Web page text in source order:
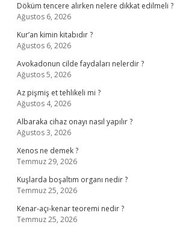
Döküm tencere alırken nelere dikkat edilmeli ?
Ağustos 6, 2026
Kur’an kimin kitabıdır ?
Ağustos 6, 2026
Avokadonun cilde faydaları nelerdir ?
Ağustos 5, 2026
Az pişmiş et tehlikeli mi ?
Ağustos 4, 2026
Albaraka cihaz onayı nasıl yapılır ?
Ağustos 3, 2026
Xenos ne demek ?
Temmuz 29, 2026
Kuşlarda boşaltım organı nedir ?
Temmuz 25, 2026
Kenar-açı-kenar teoremi nedir ?
Temmuz 25, 2026